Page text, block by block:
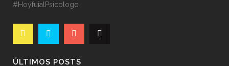
#HoyfuialPsicologo
ÚLTIMOS POSTS